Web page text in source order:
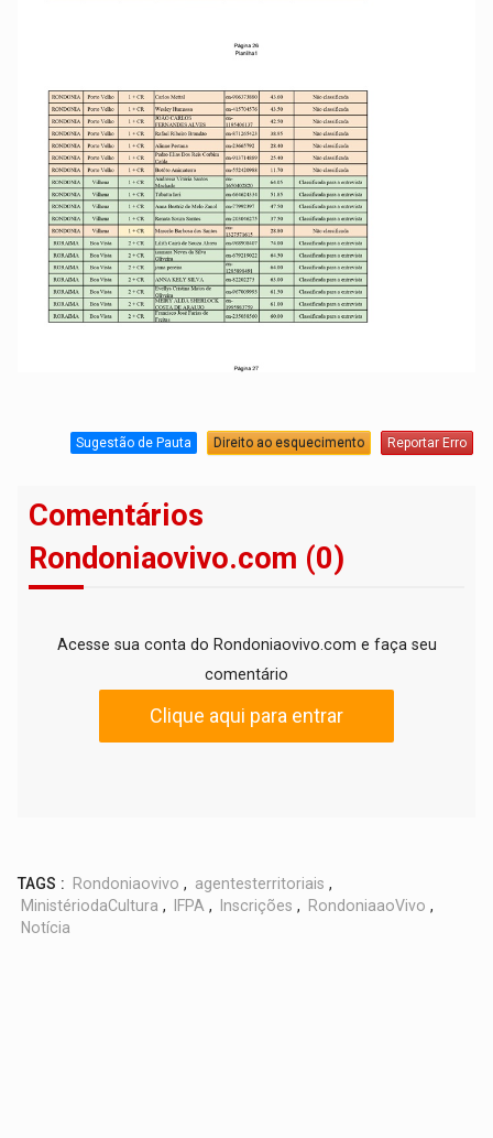
Sugestão de Pauta Direito ao esquecimento Reportar Erro
Comentários
Rondoniaovivo.com (0)
Acesse sua conta do Rondoniaovivo.com e faça seu
comentário
Clique aqui para entrar
TAGS : Rondoniaovivo , agentesterritoriais ,
MinistériodaCultura , IFPA , Inscrições , RondoniaaoVivo ,
Notícia